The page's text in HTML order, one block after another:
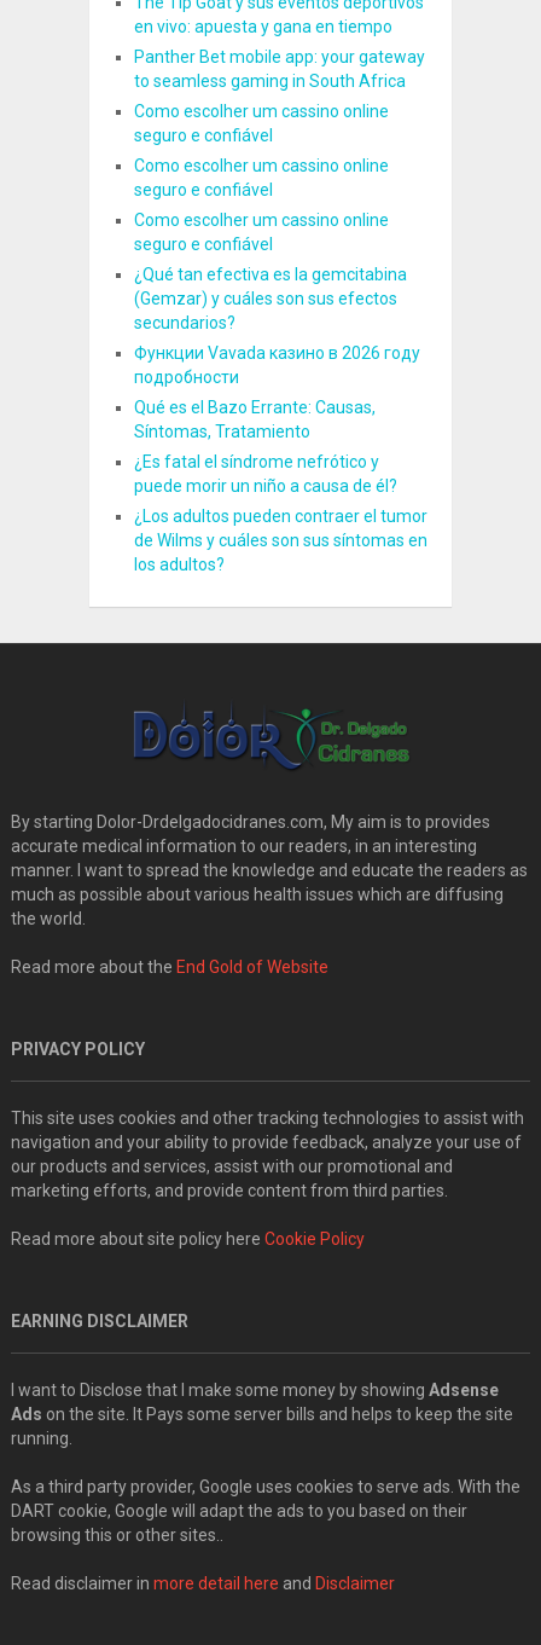
en vivo: apuesta y gana en tiempo
Panther Bet mobile app: your gateway
to seamless gaming in South Africa
Como escolher um cassino online
seguro e confiável
Como escolher um cassino online
seguro e confiável
Como escolher um cassino online
seguro e confiável
¿Qué tan efectiva es la gemcitabina
(Gemzar) y cuáles son sus efectos
secundarios?
Функции Vavada казино в 2026 году
подробности
Qué es el Bazo Errante: Causas,
Síntomas, Tratamiento
¿Es fatal el síndrome nefrótico y
puede morir un niño a causa de él?
¿Los adultos pueden contraer el tumor
de Wilms y cuáles son sus síntomas en
los adultos?
By starting Dolor-Drdelgadocidranes.com, My aim is to provides
accurate medical information to our readers, in an interesting
manner. I want to spread the knowledge and educate the readers as
much as possible about various health issues which are diffusing
the world.
Read more about the End Gold of Website
PRIVACY POLICY
This site uses cookies and other tracking technologies to assist with
navigation and your ability to provide feedback, analyze your use of
our products and services, assist with our promotional and
marketing efforts, and provide content from third parties.
Read more about site policy here Cookie Policy
EARNING DISCLAIMER
I want to Disclose that I make some money by showing Adsense
Ads on the site. It Pays some server bills and helps to keep the site
running.
As a third party provider, Google uses cookies to serve ads. With the
DART cookie, Google will adapt the ads to you based on their
browsing this or other sites..
Read disclaimer in more detail here and Disclaimer